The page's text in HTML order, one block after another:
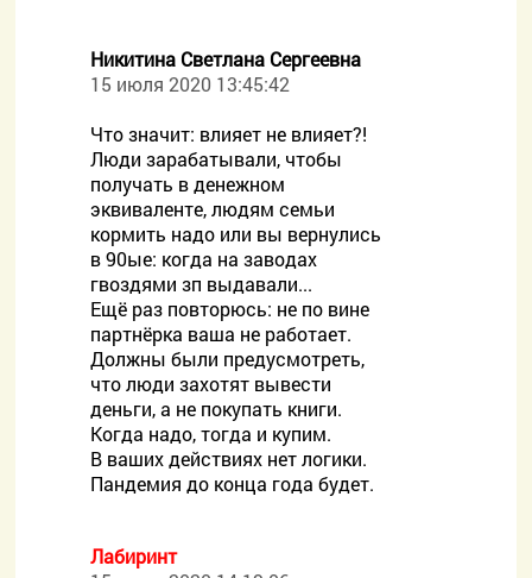
Никитина Светлана Сергеевна
15 июля 2020 13:45:42
Что значит: влияет не влияет?!
Люди зарабатывали, чтобы
получать в денежном
эквиваленте, людям семьи
кормить надо или вы вернулись
в 90ые: когда на заводах
гвоздями зп выдавали...
Ещё раз повторюсь: не по вине
партнёрка ваша не работает.
Должны были предусмотреть,
что люди захотят вывести
деньги, а не покупать книги.
Когда надо, тогда и купим.
В ваших действиях нет логики.
Пандемия до конца года будет.
Лабиринт